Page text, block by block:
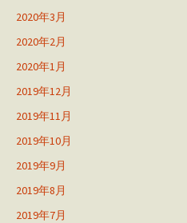
2020年3月
2020年2月
2020年1月
2019年12月
2019年11月
2019年10月
2019年9月
2019年8月
2019年7月